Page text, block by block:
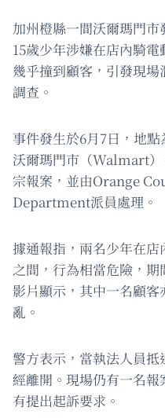
加州橙縣一間沃爾瑪門
15歲少年涉嫌在店內騎
幾乎撞到顧客，引發現
調查。
事件發生於6月7日，地
沃爾瑪門市（Walmart
宗報案，並由Orange
Department派員處理。
據通報指，兩名少年在
之間，行為相當危險，
影片顯示，其中一名顧
亂。
警方表示，當執法人員
經離開。現場仍有一名
有提出起訴要求。